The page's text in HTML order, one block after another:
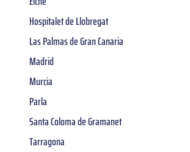
Hospitalet de Llobregat
Las Palmas de Gran Canaria
Madrid
Murcia
Parla
Santa Coloma de Gramanet
Tarragona